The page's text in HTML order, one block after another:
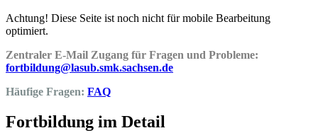
Achtung! Diese Seite ist noch nicht für mobile Bearbeitung
optimiert.
Zentraler E-Mail Zugang für Fragen und Probleme:
fortbildung@lasub.smk.sachsen.de
Häufige Fragen: FAQ
Fortbildung im Detail